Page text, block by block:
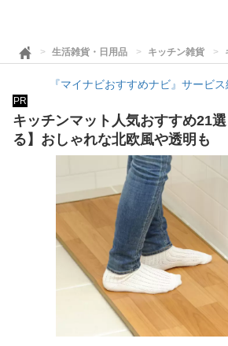
生活雑貨・日用品 キッチン雑貨
『マイナビおすすめナビ』サービ
PR
キッチンマット人気おすすめ21
る】おしゃれな北欧風や透明も